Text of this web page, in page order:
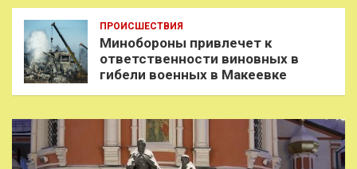
ПРОИСШЕСТВИЯ
Минобороны привлечет к
ответственности виновных в
гибели военных в Макеевке